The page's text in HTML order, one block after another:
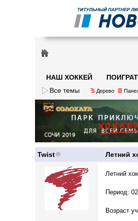
НАШ ХОККЕЙ
Все темы
Дерево
Twist Летний
Летний
Период:
Возраст